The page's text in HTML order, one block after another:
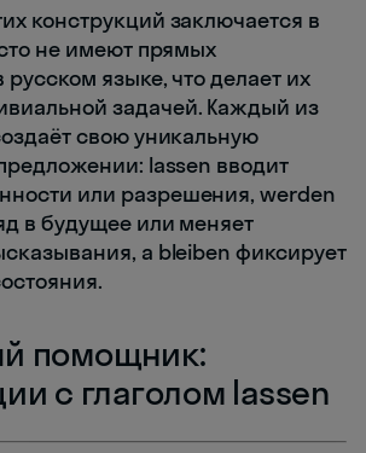
конструкций заключается в
не имеют прямых
русском языке, что делает их
задачей. Каждый из
свою уникальную
lassen вводит
или разрешения, werden
в будущее или меняет
а bleiben фиксирует
помощник:
с глаголом lassen